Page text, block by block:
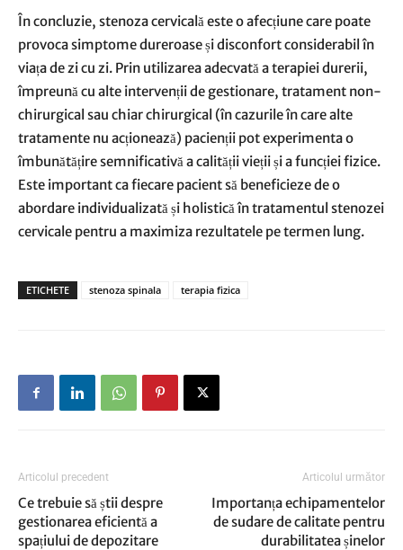
În concluzie, stenoza cervicală este o afecțiune care poate
provoca simptome dureroase și disconfort considerabil în
viața de zi cu zi. Prin utilizarea adecvată a terapiei durerii,
împreună cu alte intervenții de gestionare, tratament non-
chirurgical sau chiar chirurgical (în cazurile în care alte
tratamente nu acționează) pacienții pot experimenta o
îmbunătățire semnificativă a calității vieții și a funcției fizice.
Este important ca fiecare pacient să beneficieze de o
abordare individualizată și holistică în tratamentul stenozei
cervicale pentru a maximiza rezultatele pe termen lung.
ETICHETE stenoza spinala terapia fizica
Articolul precedent
Ce trebuie să știi despre
gestionarea eficientă a
spațiului de depozitare
Articolul următor
Importanța echipamentelor
de sudare de calitate pentru
durabilitatea șinelor